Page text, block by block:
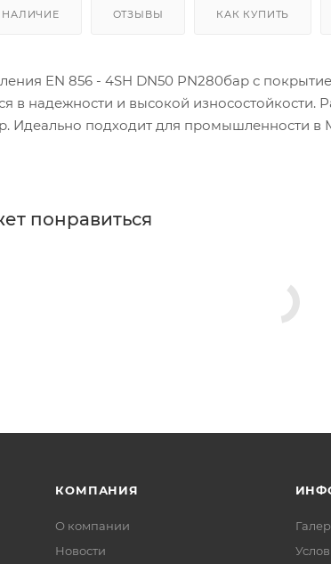
НАЛИЧИЕ ОТЗЫВЫ КАК КУПИТЬ
EN 856 - 4SH DN50 PN280бар с
в надежности и высокой износостойкости.
Идеально подходит для промышленности в
понравиться
КОМПАНИЯ
О компании
Новости